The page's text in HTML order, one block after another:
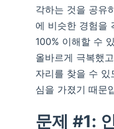
각하는 것을 공유
에 비슷한 경험을
100% 이해할 수
올바르게 극복했
자리를 찾을 수 있
심을 가졌기 때문
문제 #1: